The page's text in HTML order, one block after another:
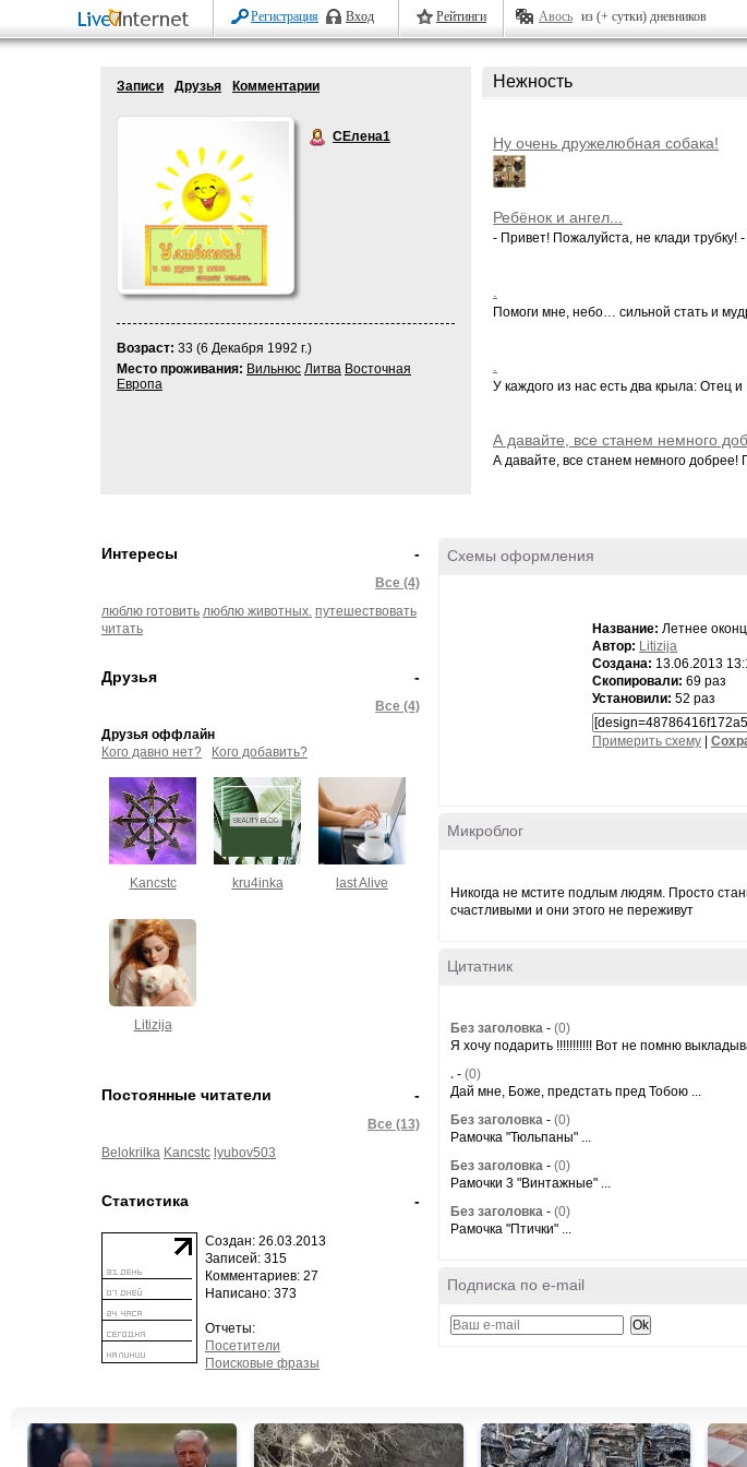
Регистрация Вход Рейтинги Авось из (+ сутки) дневников
Записи Друзья Комментарии
СЕлена1
Возраст: 33 (6 Декабря 1992 г.)
Место проживания: Вильнюс Литва Восточная
Европа
Нежность
Ну очень дружелюбная собака!
Ребёнок и ангел...
- Привет! Пожалуйста, не клади
Помоги мне, небо… сильной стать и
У каждого из нас есть два крыла: Отец
А давайте, все станем немного
А давайте, все станем немного добрее!
-
Интересы
Все (4)
люблю готовить люблю животных. путешествовать
читать
-
Друзья
Все (4)
Друзья оффлайн
Кого давно нет?
Кого добавить?
Kancstc kru4inka last Alive
Litizija
-
Постоянные читатели
Все (13)
Belokrilka Kancstc lyubov503
-
Статистика
Создан: 26.03.2013
Записей: 315
Комментариев: 27
Написано: 373
Отчеты:
Посетители
Поисковые фразы
Схемы оформления
Название: Летнее
Автор: Litizija
Создана: 13.06.2013
Скопировали: 69 раз
Установили: 52 раз
Примерить схему
Микроблог
Никогда не мстите подлым людям. Просто
счастливыми и они этого не переживут
Цитатник
Без заголовка - (0)
Я хочу подарить !!!!!!!!!!! Вот не помню
. - (0)
Дай мне, Боже, предстать пред Тобою ...
Без заголовка - (0)
Рамочка "Тюльпаны" ...
Без заголовка - (0)
Рамочки 3 "Винтажные" ...
Без заголовка - (0)
Рамочка "Птички" ...
Подписка по e-mail